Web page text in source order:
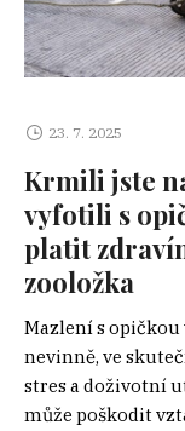
23. 7. 2025
Krmili jste
vyfotili s
platit
zooložka
Mazlení s
nevinně, ve
stres a doživotní
může poškodit